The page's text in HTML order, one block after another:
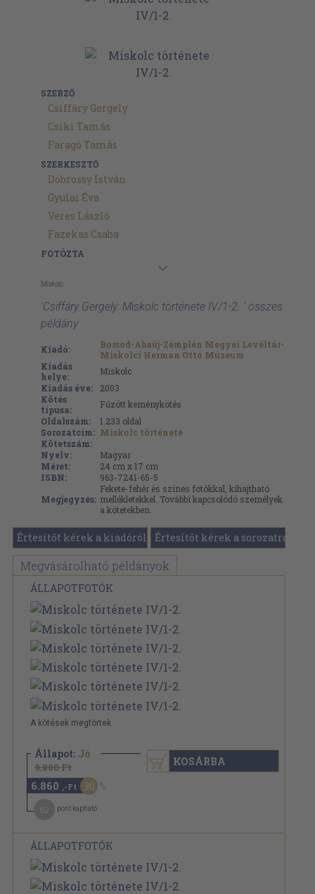
SZERZŐ
Csiffáry Gergely
Csiki Tamás
Faragó Tamás
SZERKESZTŐ
Dobrossy István
Gyulai Éva
Veres László
Fazekas Csaba
FOTÓZTA
Miskolc
'Csiffáry Gergely: Miskolc története IV/1-2. ' összes
példány
Kiadó:
Borsod-Abaúj-Zemplén Megyei Levéltár-
Miskolci Herman Ottó Múzeum
Kiadás
helye:
Miskolc
Kiadás éve:
2003
Kötés
típusa:
Fűzött keménykötés
Oldalszám:
1.233 oldal
Sorozatcím: Miskolc története
Kötetszám:
Nyelv:
Magyar
Méret:
24 cm x 17 cm
ISBN:
963-7241-65-5
Megjegyzés:
Fekete-fehér és színes fotókkal, kihajtható
mellékletekkel. További kapcsolódó személyek
a kötetekben.
Értesítőt kérek a kiadóról Értesítőt kérek a sorozatról
Megvásárolható példányok
ÁLLAPOTFOTÓK
A kötések megtörtek.
Állapot: Jó
9.800 Ft
6.860 ,-Ft 30
pont kapható
KOSÁRBA
ÁLLAPOTFOTÓK